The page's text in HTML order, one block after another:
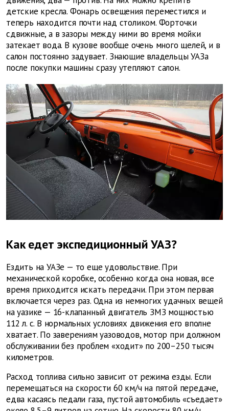
детские кресла. Фонарь освещения переместился и
теперь находится почти над столиком. Форточки
сдвижные, а в зазоры между ними во время мойки
затекает вода. В кузове вообще очень много щелей, и в
салон постоянно задувает. Знающие владельцы УАЗа
после покупки машины сразу утепляют салон.
Как едет экспедиционный УАЗ?
Ездить на УАЗе — то еще удовольствие. При
механической коробке, особенно когда она новая, все
время приходится искать передачи. При этом первая
включается через раз. Одна из немногих удачных вещей
на уазике — 16-клапанный двигатель ЗМЗ мощностью
112 л. с. В нормальных условиях движения его вполне
хватает. По заверениям уазоводов, мотор при должном
обслуживании без проблем «ходит» по 200–250 тысяч
километров.
Расход топлива сильно зависит от режима езды. Если
перемещаться на скорости 60 км/ч на пятой передаче,
едва касаясь педали газа, пустой автомобиль «съедает»